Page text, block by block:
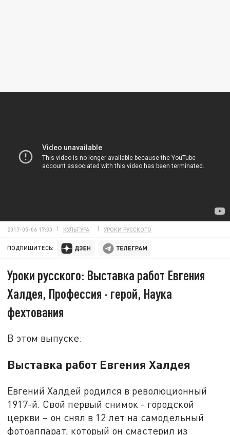
2017-05-06 17:30 КУЛЬТУРА УРОКИ РУССКОГО
ПОДПИШИТЕСЬ:
Уроки русского: Выставка работ Евгения
Халдея, Профессия - герой, Наука
фехтования
В этом выпуске:
Выставка работ Евгения Халдея
Евгений Халдей родился в революционный
1917-й. Свой первый снимок - городской
церкви – он снял в 12 лет на самодельный
фотоаппарат, который он смастерил из